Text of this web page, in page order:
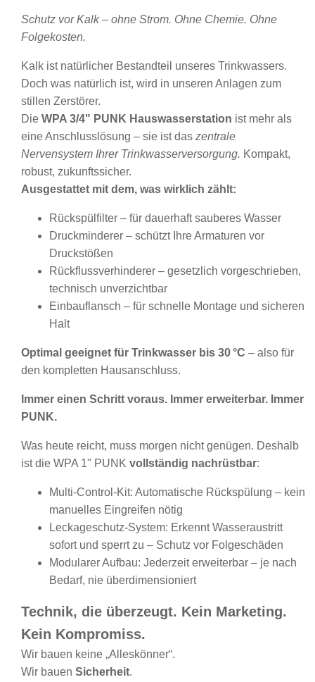
Schutz vor Kalk – ohne Strom. Ohne Chemie. Ohne
Folgekosten.
Kalk ist natürlicher Bestandteil unseres Trinkwassers.
Doch was natürlich ist, wird in unseren Anlagen zum
stillen Zerstörer.
Die WPA 3/4" PUNK Hauswasserstation ist mehr als
eine Anschlusslösung – sie ist das zentrale
Nervensystem Ihrer Trinkwasserversorgung. Kompakt,
robust, zukunftssicher.
Ausgestattet mit dem, was wirklich zählt:
Rückspülfilter – für dauerhaft sauberes Wasser
Druckminderer – schützt Ihre Armaturen vor
Druckstößen
Rückflussverhinderer – gesetzlich vorgeschrieben,
technisch unverzichtbar
Einbauflansch – für schnelle Montage und sicheren
Halt
Optimal geeignet für Trinkwasser bis 30 °C – also für
den kompletten Hausanschluss.
Immer einen Schritt voraus. Immer erweiterbar. Immer
PUNK.
Was heute reicht, muss morgen nicht genügen. Deshalb
ist die WPA 1" PUNK vollständig nachrüstbar:
Multi-Control-Kit: Automatische Rückspülung – kein
manuelles Eingreifen nötig
Leckageschutz-System: Erkennt Wasseraustritt
sofort und sperrt zu – Schutz vor Folgeschäden
Modularer Aufbau: Jederzeit erweiterbar – je nach
Bedarf, nie überdimensioniert
Technik, die überzeugt. Kein Marketing.
Kein Kompromiss.
Wir bauen keine „Alleskönner“.
Wir bauen Sicherheit.